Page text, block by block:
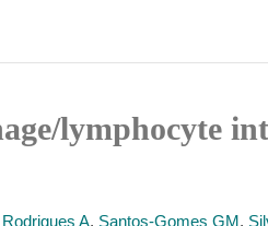
lymphocyte
Rodrigues A, Santos-Gomes GM,